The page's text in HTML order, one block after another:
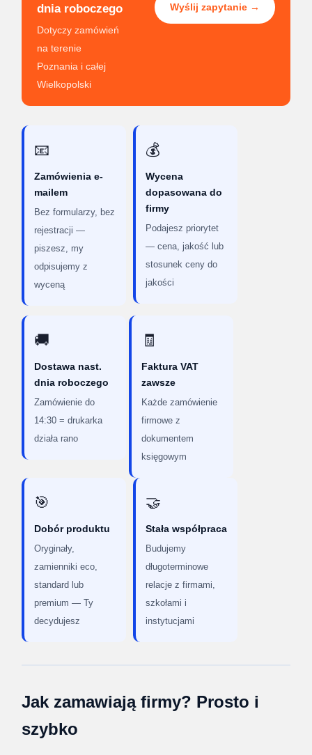
dnia roboczego
Dotyczy zamówień
na terenie
Poznania i całej
Wielkopolski
Wyślij zapytanie →
📧
Zamówienia e-
mailem
Bez formularzy, bez
rejestracji —
piszesz, my
odpisujemy z
wyceną
💰
Wycena
dopasowana do
firmy
Podajesz priorytet
— cena, jakość lub
stosunek ceny do
jakości
🚚
Dostawa nast.
dnia roboczego
Zamówienie do
14:30 = drukarka
działa rano
🧾
Faktura VAT
zawsze
Każde zamówienie
firmowe z
dokumentem
księgowym
🎯
Dobór produktu
Oryginały,
zamienniki eco,
standard lub
premium — Ty
decydujesz
🤝
Stała współpraca
Budujemy
długoterminowe
relacje z firmami,
szkołami i
instytucjami
Jak zamawiają firmy? Prosto i
szybko